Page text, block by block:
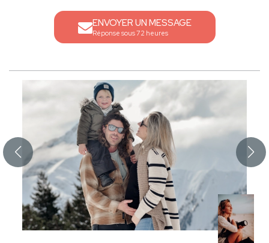
ENVOYER UN MESSAGE
Réponse sous 72 heures